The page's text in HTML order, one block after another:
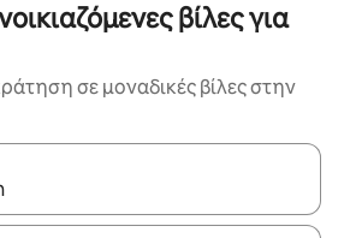
βίλες για
σε μοναδικές βίλες στην
είναι διαθέσιμα, μπορείτε να